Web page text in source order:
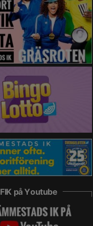
FIK på Youtube